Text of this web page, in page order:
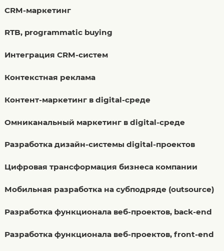
CRM-маркетинг
RTB, programmatic buying
Интеграция CRM-систем
Контекстная реклама
Контент-маркетинг в digital-среде
Омниканальный маркетинг в digital-среде
Разработка дизайн-системы digital-проектов
Цифровая трансформация бизнеса компании
Мобильная разработка на субподряде (outsource)
Разработка функционала веб-проектов, back-end
Разработка функционала веб-проектов, front-end